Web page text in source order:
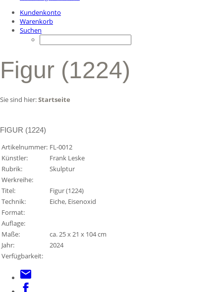
Kundenkonto
Warenkorb
Suchen
Figur (1224)
Sie sind hier:Startseite
FIGUR (1224)
Artikelnummer: FL-0012
Künstler:
Frank Leske
Rubrik:
Skulptur
Werkreihe:
Titel:
Figur (1224)
Technik:
Eiche, Eisenoxid
Format:
Auflage:
Maße:
ca. 25 x 21 x 104 cm
Jahr:
2024
Verfügbarkeit: